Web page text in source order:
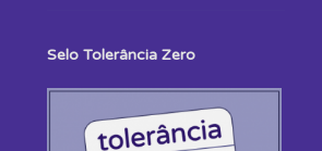
Selo Tolerância Zero